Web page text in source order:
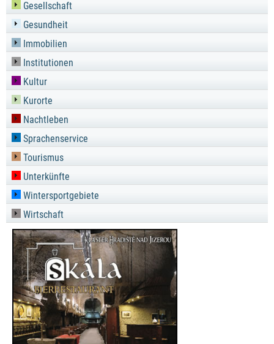
Gesellschaft
Gesundheit
Immobilien
Institutionen
Kultur
Kurorte
Nachtleben
Sprachenservice
Tourismus
Unterkünfte
Wintersportgebiete
Wirtschaft